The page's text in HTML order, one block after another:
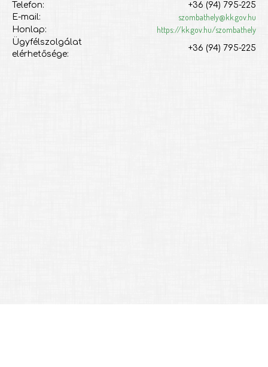
Telefon:
+36 (94) 795-225
E-mail:
szombathely@kk.gov.hu
Honlap: https://kk.gov.hu/szombathely
Ügyfélszolgálat
elérhetősége:
+36 (94) 795-225